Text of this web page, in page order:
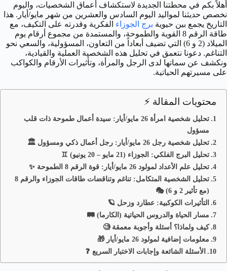
أهلاً بكم في محطتنا الجديدة لاستكشاف أعماق الشخصيات، واليوم
نخصص حديثنا لمواليد اليوم السادس والعشرين من شهر مايو/أيار. هذا
التاريخ يجمع بين حيوية برج الجوزاء الفكرية وقدرته على التكيف، مع
طاقة الرقم 8 القوية والطموحة، والمستمدة من مجموع أرقام يوم
الميلاد (2 و 6) التي تضيف أبعاداً من التعاون، المسؤولية، والسعي نحو
التناغم. دعونا نتعمق في تحليل هذه الشخصية العملية والقيادية،
ونكشف عن سماتها لدى الرجل والمرأة، وتأثيرات الأرقام والكواكب
على مسيرتهم الحياتية.
محتويات المقالة ⚡
تحليل شخصية امرأة 26 مايو/أيار: سيدة أعمال طموحة ذات قلب
مسؤول
تحليل شخصية رجل 26 مايو/أيار: رجل أعمال ذكي ومسؤول 🏛️
تحليل البرج الفلكي: الجوزاء (21 مايو – 20 يونيو) ♊
تحليل علم الأعداد لمولود 26 مايو/أيار: قوة الرقم 8 الطموحة ✨
تحليل الشخصية المتكامل: تناغم وتناقضات طاقات الجوزاء والرقم 8
(مع تأثير 2 و 6) 🎭
التأثيرات الكوكبية: عطارد وزحل 🪐
مسار الحياة والدروس الحياتية (الكارما) 🛤️
كيف ولماذا؟ أسئلة وأجوبة معمقة 🧐
معلومات إضافية لمولود 26 مايو/أيار 🎁
الأسئلة الشائعة وإجابات الاختبار السريع ❓